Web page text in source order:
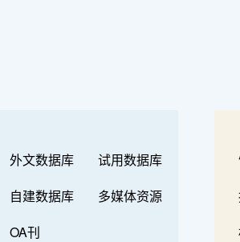
外文数据库
试用数据库
自建数据库
多媒体资源
OA刊